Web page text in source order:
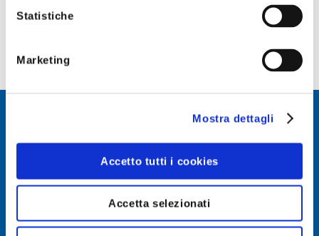
Statistiche
Marketing
Mostra dettagli
Accetto tutti i cookies
Accetta selezionati
Speciali